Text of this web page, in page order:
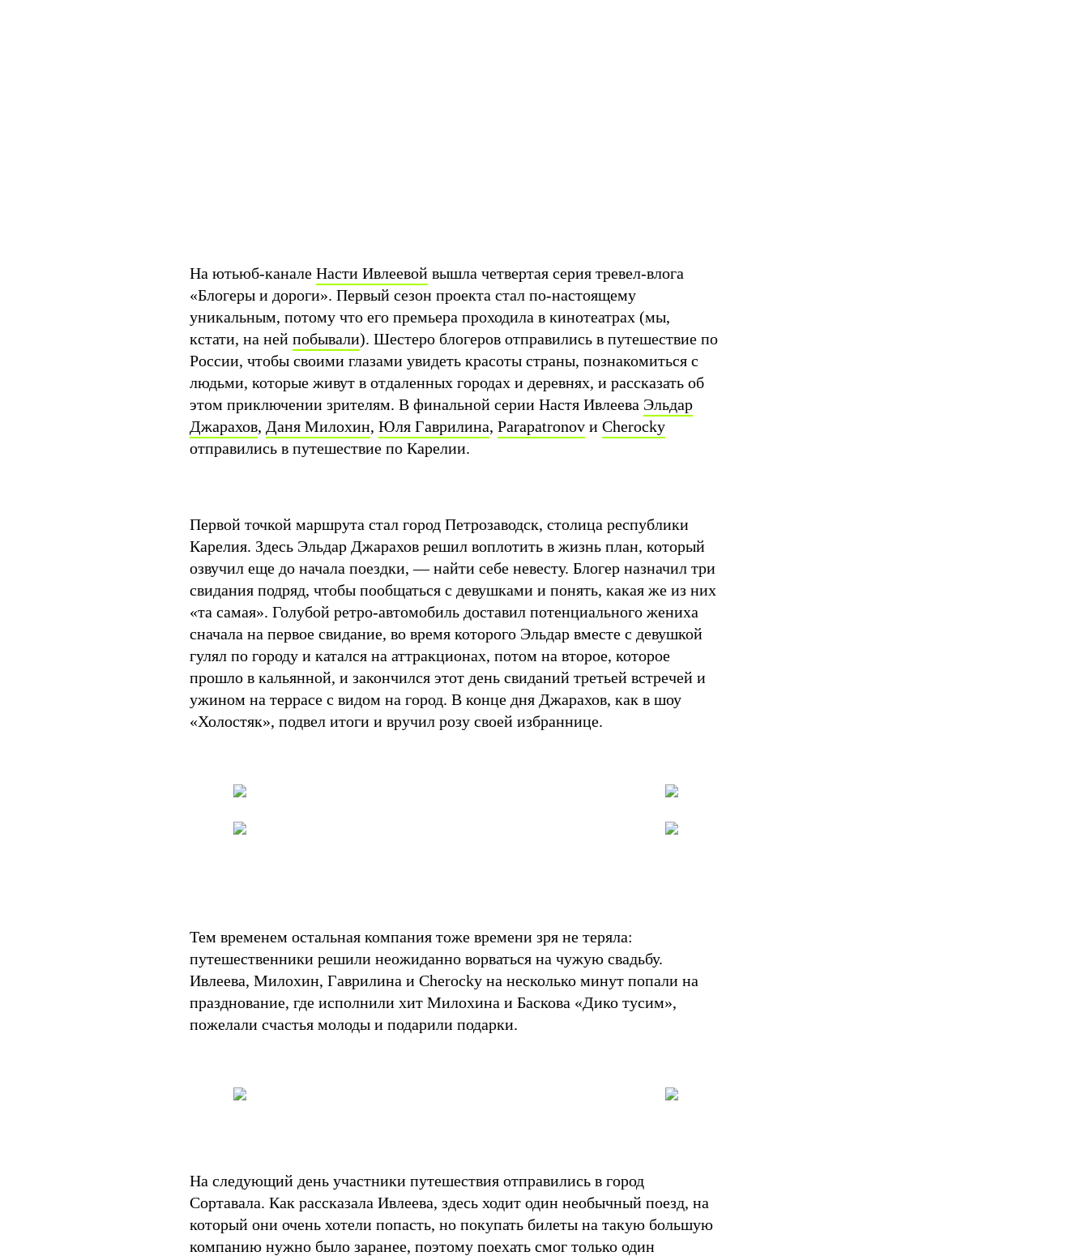
На ютьюб-канале Насти Ивлеевой вышла четвертая серия тревел-влога
«Блогеры и дороги». Первый сезон проекта стал по-настоящему
уникальным, потому что его премьера проходила в кинотеатрах (мы,
кстати, на ней побывали). Шестеро блогеров отправились в путешествие по
России, чтобы своими глазами увидеть красоты страны, познакомиться с
людьми, которые живут в отдаленных городах и деревнях, и рассказать об
этом приключении зрителям. В финальной серии Настя Ивлеева Эльдар
Джарахов, Даня Милохин, Юля Гаврилина, Parapatronov и Cherocky
отправились в путешествие по Карелии.
Первой точкой маршрута стал город Петрозаводск, столица республики
Карелия. Здесь Эльдар Джарахов решил воплотить в жизнь план, который
озвучил еще до начала поездки, — найти себе невесту. Блогер назначил три
свидания подряд, чтобы пообщаться с девушками и понять, какая же из них
«та самая». Голубой ретро-автомобиль доставил потенциального жениха
сначала на первое свидание, во время которого Эльдар вместе с девушкой
гулял по городу и катался на аттракционах, потом на второе, которое
прошло в кальянной, и закончился этот день свиданий третьей встречей и
ужином на террасе с видом на город. В конце дня Джарахов, как в шоу
«Холостяк», подвел итоги и вручил розу своей избраннице.
Тем временем остальная компания тоже времени зря не теряла:
путешественники решили неожиданно ворваться на чужую свадьбу.
Ивлеева, Милохин, Гаврилина и Cherocky на несколько минут попали на
празднование, где исполнили хит Милохина и Баскова «Дико тусим»,
пожелали счастья молоды и подарили подарки.
На следующий день участники путешествия отправились в город
Сортавала. Как рассказала Ивлеева, здесь ходит один необычный поезд, на
который они очень хотели попасть, но покупать билеты на такую большую
компанию нужно было заранее, поэтому поехать смог только один